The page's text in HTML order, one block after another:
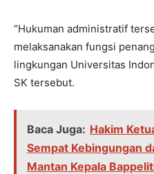
“Hukuman administratif
melaksanakan fungsi
lingkungan Universitas
SK tersebut.
Baca Juga: Hakim
Sempat Kebingungan
Mantan Kepala